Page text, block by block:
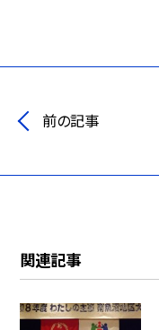
前の記事
関連記事